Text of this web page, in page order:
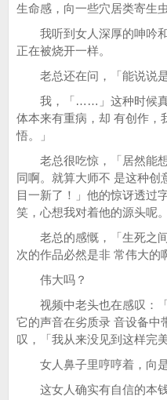
生命感，向一些穴居类寄生虫
我听到女人深厚的呻吟
正在被烧开一样。
老总还在问，「能说说是
我，「……」这种时候真
体本来有重病，却 有创作，
悟。」
老总很吃惊，「居然能想
同啊。就算大师不 是这种创
目一新了！」他的惊讶透过
笑，心想我对着他的源头呢
老总的感慨，「生死之间
次的作品必然是非 常伟大的
伟大吗？
视频中老头也在感叹：「
它的声音在劣质录 音设备中
叹，「我从来没见到这样完
女人鼻子里哼哼着，向是
这女人确实有自信的本钱